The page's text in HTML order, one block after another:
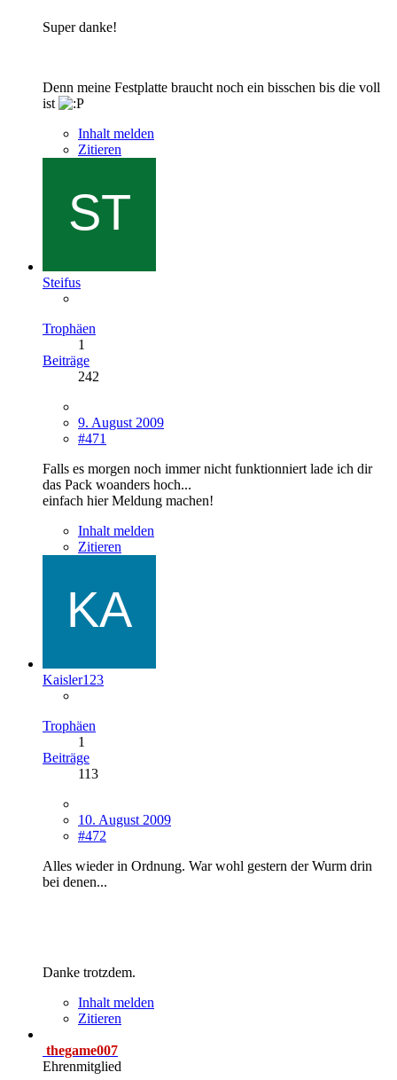
Super danke!
Denn meine Festplatte braucht noch ein bisschen bis die voll
ist
Inhalt melden
Zitieren
Steifus
Trophäen
1
Beiträge
242
9. August 2009
#471
Falls es morgen noch immer nicht funktionniert lade ich dir
das Pack woanders hoch...
einfach hier Meldung machen!
Inhalt melden
Zitieren
Kaisler123
Trophäen
1
Beiträge
113
10. August 2009
#472
Alles wieder in Ordnung. War wohl gestern der Wurm drin
bei denen...
Danke trotzdem.
Inhalt melden
Zitieren
thegame007
Ehrenmitglied